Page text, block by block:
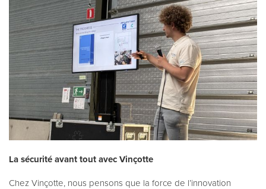
La sécurité avant tout avec Vinçotte
Chez Vinçotte, nous pensons que la force de l’innovation